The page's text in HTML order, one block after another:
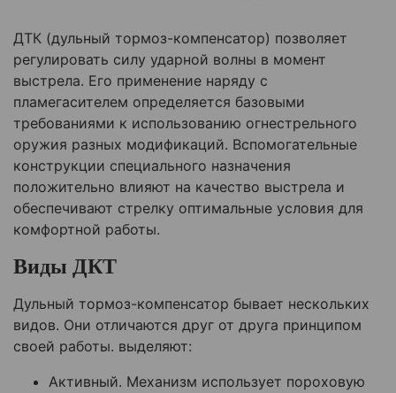
ДТК (дульный тормоз-компенсатор) позволяет
регулировать силу ударной волны в момент
выстрела. Его применение наряду с
пламегасителем определяется базовыми
требованиями к использованию огнестрельного
оружия разных модификаций. Вспомогательные
конструкции специального назначения
положительно влияют на качество выстрела и
обеспечивают стрелку оптимальные условия для
комфортной работы.
Виды ДКТ
Дульный тормоз-компенсатор бывает нескольких
видов. Они отличаются друг от друга принципом
своей работы. выделяют:
Активный. Механизм использует пороховую